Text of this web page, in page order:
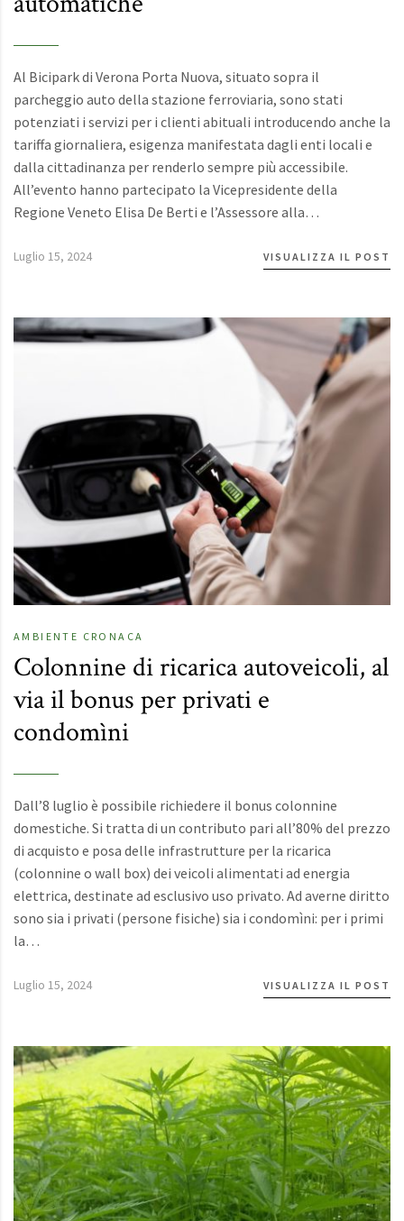
Al Bicipark di Verona Porta Nuova, situato sopra il
parcheggio auto della stazione ferroviaria, sono stati
potenziati i servizi per i clienti abituali introducendo anche la
tariffa giornaliera, esigenza manifestata dagli enti locali e
dalla cittadinanza per renderlo sempre più accessibile.
All’evento hanno partecipato la Vicepresidente della
Regione Veneto Elisa De Berti e l’Assessore alla…
Luglio 15, 2024 VISUALIZZA IL POST
AMBIENTE CRONACA
Colonnine di ricarica autoveicoli, al
via il bonus per privati e
condomìni
Dall’8 luglio è possibile richiedere il bonus colonnine
domestiche. Si tratta di un contributo pari all’80% del prezzo
di acquisto e posa delle infrastrutture per la ricarica
(colonnine o wall box) dei veicoli alimentati ad energia
elettrica, destinate ad esclusivo uso privato. Ad averne diritto
sono sia i privati (persone fisiche) sia i condomìni: per i primi
la…
Luglio 15, 2024 VISUALIZZA IL POST